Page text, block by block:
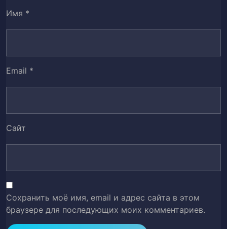
51
52 Глава 50. − Три Раза уже Судьба!
Глава 51. Яд Тысячелетнего Холода
жизнями
56 Глава 54. Покидая Лес Девяти Ловушек
Глава 55. (1) - Одетая в восхитительный
Имя *
Email *
Сайт
Сохранить моё имя, email и адрес сайта в этом
браузере для последующих моих комментариев.